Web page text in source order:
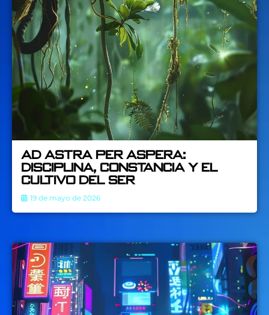
Ad Astra per Aspera:
Disciplina, constancia y el
cultivo del ser
19 de mayo de 2026